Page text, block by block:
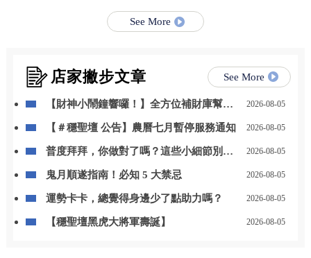
See More
店家撇步文章 See More
【財神小鬧鐘響囉！】全方位補財庫幫你
2026-08-05
【＃穩聖壇 公告】農曆七月暫停服務通知 2026-08-05
普度拜拜，你做對了嗎？這些小細節別忽
2026-08-05
鬼月順遂指南！必知 5 大禁忌 2026-08-05
運勢卡卡，總覺得身邊少了點助力嗎？ 2026-08-05
【穩聖壇黑虎大將軍壽誕】 2026-08-05